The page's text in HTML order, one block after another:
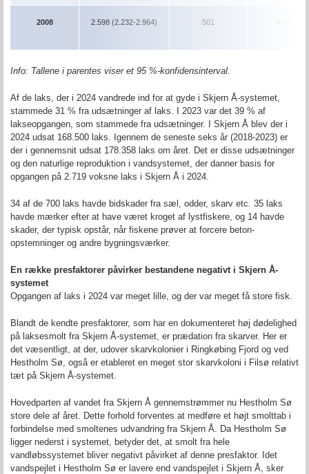
2008 2.598 (2.232-2.964) 501
Info: Tallene i parentes viser et 95 %-konfidensinterval.
Af de laks, der i 2024 vandrede ind for at gyde i Skjern Å-systemet,
stammede 31 % fra udsætninger af laks. I 2023 var det 39 % af
lakseopgangen, som stammede fra udsætninger. I Skjern Å blev der i
2024 udsat 168.500 laks. Igennem de seneste seks år (2018-2023) er
der i gennemsnit udsat 178.358 laks om året. Det er disse udsætninger
og den naturlige reproduktion i vandsystemet, der danner basis for
opgangen på 2.719 voksne laks i Skjern Å i 2024.
34 af de 700 laks havde bidskader fra sæl, odder, skarv etc. 35 laks
havde mærker efter at have været kroget af lystfiskere, og 14 havde
skader, der typisk opstår, når fiskene prøver at forcere beton-
opstemninger og andre bygningsværker.
En række presfaktorer påvirker bestandene negativt i Skjern Å-
systemet
Opgangen af laks i 2024 var meget lille, og der var meget få store fisk.
Blandt de kendte presfaktorer, som har en dokumenteret høj dødelighed
på laksesmolt fra Skjern Å-systemet, er prædation fra skarver. Her er
det væsentligt, at der, udover skarvkolonier i Ringkøbing Fjord og ved
Hestholm Sø, også er etableret en meget stor skarvkoloni i Filsø relativt
tæt på Skjern Å-systemet.
Hovedparten af vandet fra Skjern Å gennemstrømmer nu Hestholm Sø
store dele af året. Dette forhold forventes at medføre et højt smolttab i
forbindelse med smoltenes udvandring fra Skjern Å. Da Hestholm Sø
ligger nederst i systemet, betyder det, at smolt fra hele
vandløbssystemet bliver negativt påvirket af denne presfaktor. Idet
vandspejlet i Hestholm Sø er lavere end vandspejlet i Skjern Å, sker